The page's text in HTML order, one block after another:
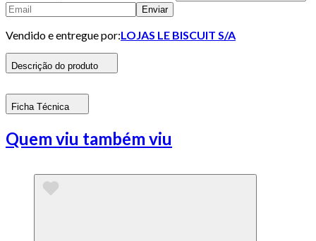
Enviar
Vendido e entregue por:LOJAS LE BISCUIT S/A
Descrição do produto
Ficha Técnica
Quem viu também viu